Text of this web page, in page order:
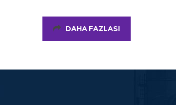
DAHA FAZLASI